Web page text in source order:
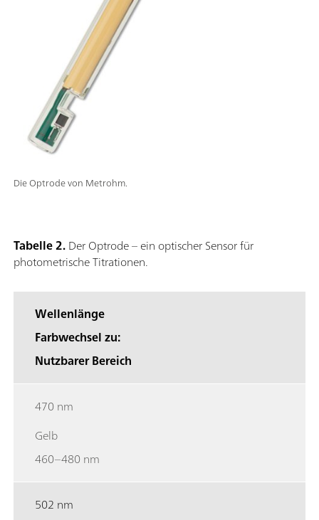
Die Optrode von Metrohm.
Tabelle 2.Der Optrode – ein optischer Sensor für
photometrische Titrationen.
Wellenlänge
Farbwechsel zu:
Nutzbarer Bereich
470 nm
Gelb
460–480 nm
502 nm